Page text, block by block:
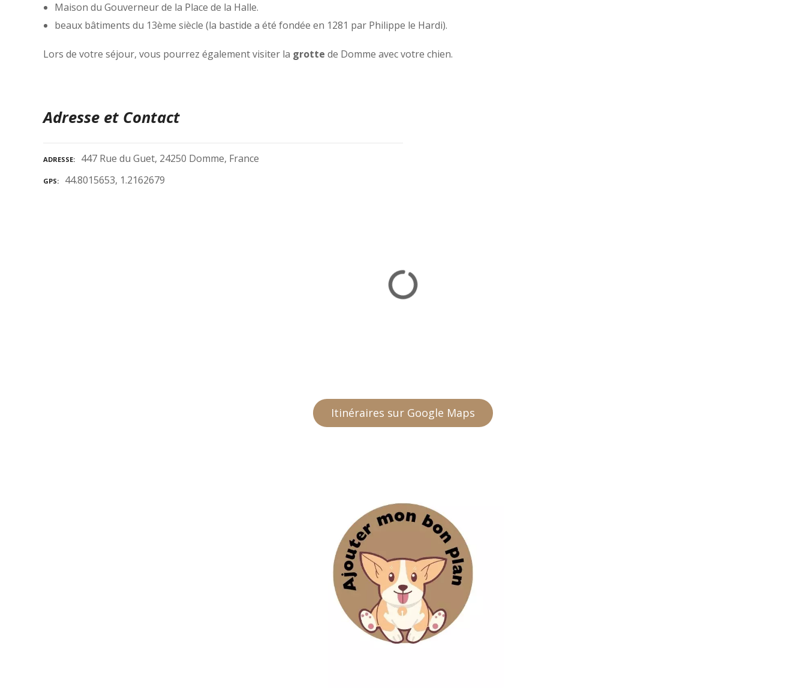
Maison du Gouverneur de la Place de la Halle.
beaux bâtiments du 13ème siècle (la bastide a été fondée en 1281 par Philippe le Hardi).
Lors de votre séjour, vous pourrez également visiter la grotte de Domme avec votre chien.
Adresse et Contact
ADRESSE 447 Rue du Guet, 24250 Domme, France
GPS 44.8015653, 1.2162679
Itinéraires sur Google Maps